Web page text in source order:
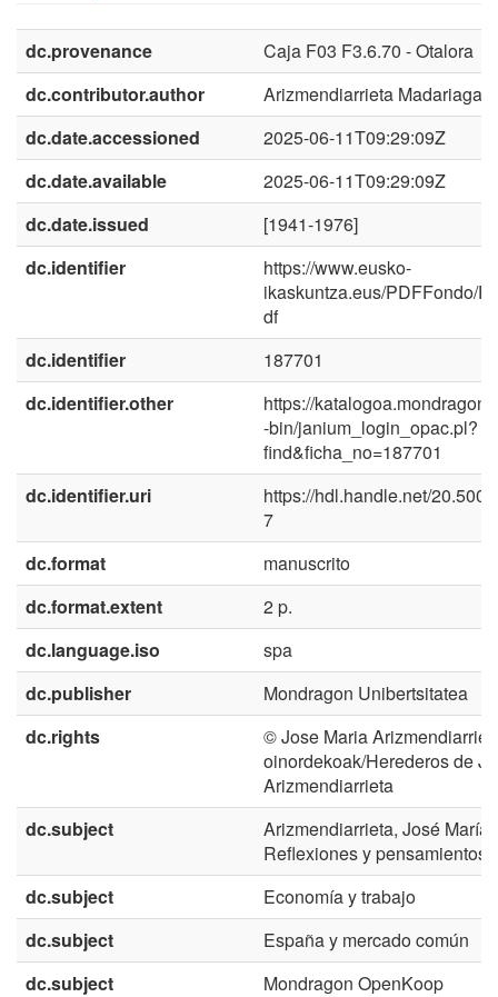
dc.provenance
Caja F03 F3.6.70 - Otalora
dc.contributor.author
Arizmendiarrieta Madariaga,
dc.date.accessioned
2025-06-11T09:29:09Z
dc.date.available
2025-06-11T09:29:09Z
dc.date.issued
[1941-1976]
dc.identifier
https://www.eusko-
ikaskuntza.eus/PDFFondo/
df
dc.identifier
187701
dc.identifier.other
https://
-bin/janium_login_opac.pl?
find&ficha_no=187701
dc.identifier.uri
https://hdl.handle.net/
7
dc.format
manuscrito
dc.format.extent
2 p.
dc.language.iso
spa
dc.publisher
Mondragon Unibertsitatea
dc.rights
© Jose Maria
oinordekoak/Herederos de
Arizmendiarrieta
dc.subject
Arizmendiarrieta, José María -
Reflexiones y pensamientos
dc.subject
Economía y trabajo
dc.subject
España y mercado común
dc.subject
Mondragon OpenKoop